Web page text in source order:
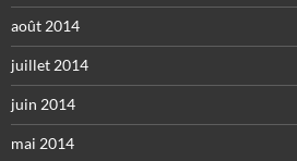
août 2014
juillet 2014
juin 2014
mai 2014